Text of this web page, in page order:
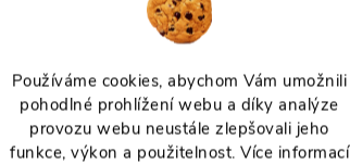
Používáme cookies, abychom Vám umožnili
pohodlné prohlížení webu a díky analýze
provozu webu neustále zlepšovali jeho
funkce, výkon a použitelnost. Více informací
doporučujeme